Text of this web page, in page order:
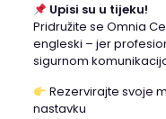
Upisi su u tijeku!
Pridružite se Omnia
engleski – jer
sigurnom
Rezervirajte svoje
nastavku